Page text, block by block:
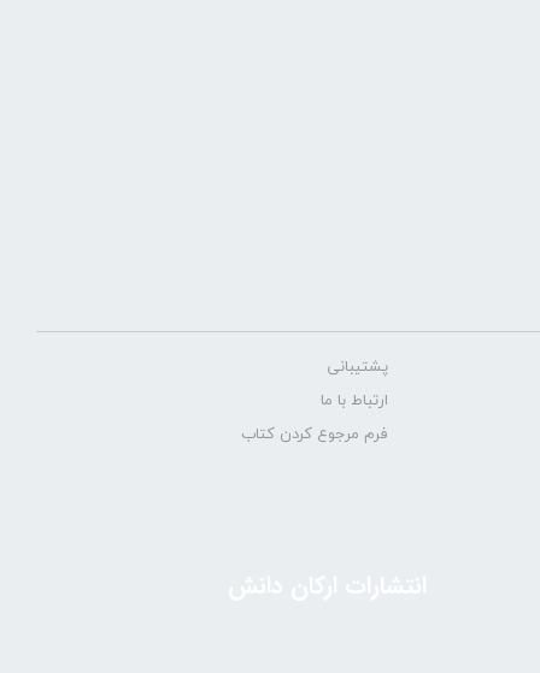
پشتیبانی
ارتباط با ما
فرم مرجوع کردن کتاب